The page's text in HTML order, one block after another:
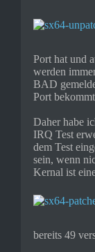
Port hat und
werden
BAD
Port
Daher habe
IRQ Test
dem Test
sein, wenn
Kernal ist
bereits 49